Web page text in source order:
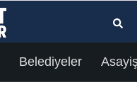
Belediyeler